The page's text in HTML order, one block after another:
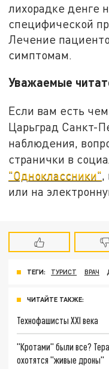
лихорадке денге
специфической
Лечение
симптомам.
Уважаемые
Если вам есть
Царьград Санкт-
наблюдения,
странички в
"Одноклассники",
или на
ТЕГИ: ТУРИСТ ВРАЧ
ЧИТАЙТЕ ТАКЖЕ:
Технофашисты XXI века
"Кротами" были все?
охотятся "живые дроны"